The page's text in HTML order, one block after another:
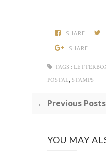
SHARE
SHARE
TAGS :
POSTAL, STAMPS
← Previous Posts
YOU MAY